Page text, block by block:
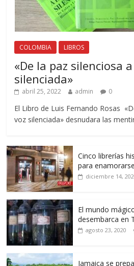
COLOMBIA LIBROS
«De la paz silenciosa
silenciada»
abril 25, 2022 admin 0
El Libro de Luis Fernando Rosas
voz silenciada» desnudara las
Cinco librerías
para
diciembre 14,
El mundo
desembarca en
agosto 23, 2020
Jamaica se